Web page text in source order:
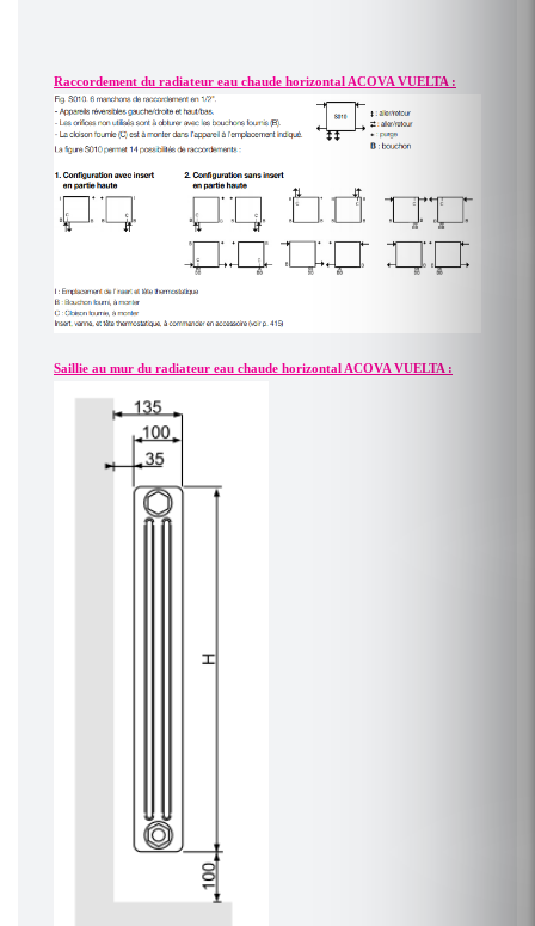
Raccordement du radiateur eau chaude horizontal ACOVA VUELTA :
Saillie au mur du radiateur eau chaude horizontal ACOVA VUELTA :